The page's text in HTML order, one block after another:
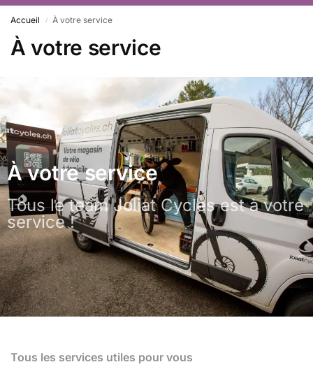
Accueil / À votre service
À votre service
À votre service
Tous le team Joliat Cycles est à votre
service !
Tous les services utiles pour vous